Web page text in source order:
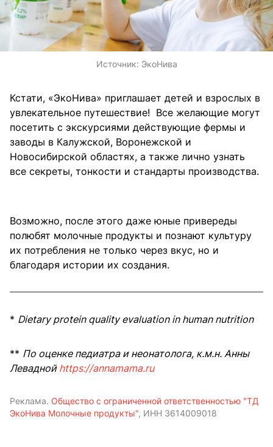
Источник: ЭкоНива
Кстати, «ЭкоНива» приглашает детей и взрослых в
увлекательное путешествие! Все желающие могут
посетить с экскурсиями действующие фермы и
заводы в Калужской, Воронежской и
Новосибирской областях, а также лично узнать
все секреты, тонкости и стандарты производства.
Возможно, после этого даже юные привереды
полюбят молочные продукты и познают культуру
их потребления не только через вкус, но и
благодаря истории их создания.
* Dietary protein quality evaluation in human nutrition
** По оценке педиатра и неонатолога, к.м.н. Анны
Левадной https://annamama.ru
Реклама. Общество с ограниченной ответственностью "ТД
ЭкоНива Молочные продукты", ИНН 3614009018